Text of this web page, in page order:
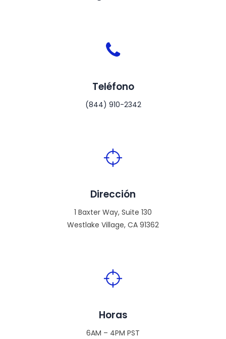
Teléfono
(844) 910-2342
Dirección
1 Baxter Way, Suite 130
Westlake Village, CA 91362
Horas
6AM – 4PM PST